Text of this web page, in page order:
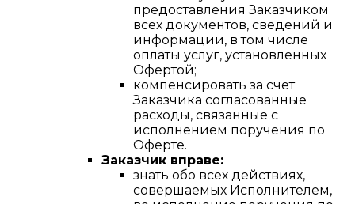
предоставления Заказчиком
всех документов, сведений и
информации, в том числе
оплаты услуг, установленных
Офертой;
компенсировать за счет
Заказчика согласованные
расходы, связанные с
исполнением поручения по
Оферте.
Заказчик вправе:
знать обо всех действиях,
совершаемых Исполнителем,